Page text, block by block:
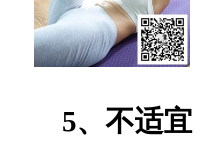
5、不适宜